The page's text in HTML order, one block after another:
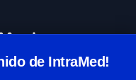
de IntraMed!